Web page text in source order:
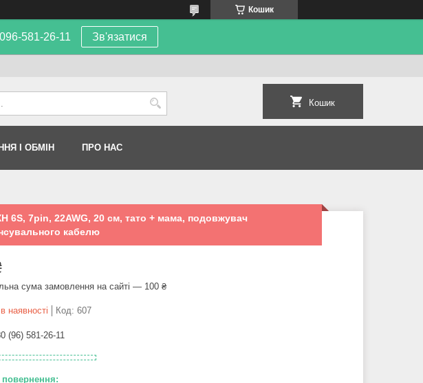
Кошик
581-26-11 Зв'язатися
Кошик
І ОБМІН ПРО НАС
6S, 7pin, 22AWG, 20 см, тато + мама, подовжувач
кабелю
сума замовлення на сайті — 100 ₴
наявності Код: 607
(96) 581-26-11